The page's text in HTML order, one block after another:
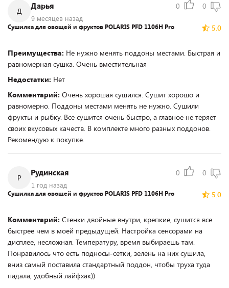
Д
Дарья
9 месяцев назад
0 0
5.0
Сушилка для овощей и фруктов POLARIS PFD 1106H Pro
Преимущества: Не нужно менять поддоны местами. Быстрая и
равномерная сушка. Очень вместительная
Недостатки: Нет
Комментарий: Очень хорошая сушился. Сушит хорошо и
равномерно. Поддоны местами менять не нужно. Сушили
фрукты и рыбку. Все сушится очень быстро, а главное не теряет
своих вкусовых качеств. В комплекте много разных поддонов.
Рекомендую к покупке.
Р
Рудинская
1 год назад
0 0
5.0
Сушилка для овощей и фруктов POLARIS PFD 1106H Pro
Комментарий: Стенки двойные внутри, крепкие, сушится все
быстрее чем в моей предыдущей. Настройка сенсорами на
дисплее, несложная. Температуру, время выбираешь там.
Понравилось что есть подносы-сетки, зелень на них сушила,
вниз самый поставила стандартный поддон, чтобы труха туда
падала, удобный лайфхак))